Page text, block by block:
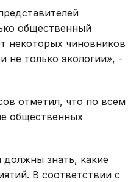
общественный
некоторых чиновников
не только экологии», -
отметил, что по всем
общественных
знать, какие
В соответствии с